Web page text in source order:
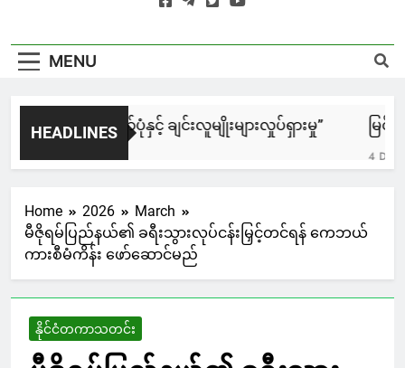
MENU
HEADLINES
“၈၈၈၈ အရေးတော်ပုံနှင့် ချင်းလူမျိုးများလှုပ်ရှားမှု”
2 Hours Ago
မြင်း
4 Days
Home 2026
March
မီဇိုရမ်ပြည်နယ်၏ ခရီးသွားလုပ်ငန်းမြှင့်တင်ရန် ကေဘယ်
ကားစီမံကိန်း ဖော်ဆောင်မည်
နိုင်ငံတကာသတင်း